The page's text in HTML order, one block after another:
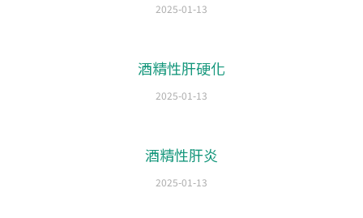
2025-01-13
酒精性肝硬化
2025-01-13
酒精性肝炎
2025-01-13